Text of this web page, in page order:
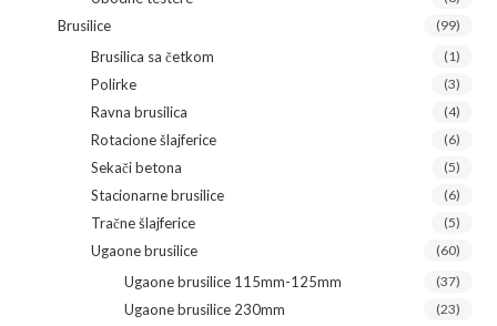
Brusilice (99)
Brusilica sa četkom (1)
Polirke (3)
Ravna brusilica (4)
Rotacione šlajferice (6)
Sekači betona (5)
Stacionarne brusilice (6)
Tračne šlajferice (5)
Ugaone brusilice (60)
Ugaone brusilice 115mm-125mm (37)
Ugaone brusilice 230mm (23)